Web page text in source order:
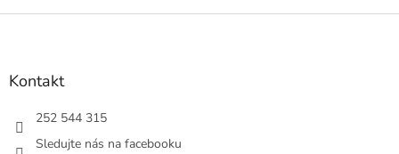
Z
Kontakt
252 544 315
Sledujte nás na facebooku